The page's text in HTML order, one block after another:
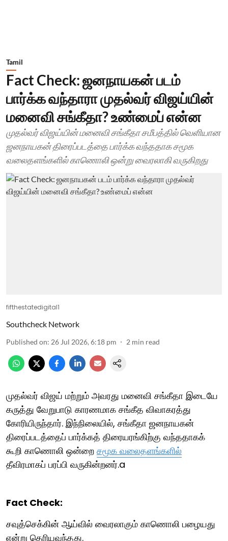
Tamil
Fact Check: ஜனநாயகன் படம்
பார்க்க வந்தாரா முதல்வர் விஜய்யின்
மனைவி சங்கீதா? உண்மைப் என்ன
முதல்வர் விஜய்யின் மனைவி சங்கீதா சமீபத்தில் வெளியான
ஜனநாயகன் திரைப்படத்தை பார்க்க வந்ததாக சமூக
வலைதளங்களில் காணொலி ஒன்று வைரலாகி வருகிறது
fifthestatedigital1
Southcheck Network
Published on: 26 Jul 2026, 6:18 pm 2 min read
முதல்வர் விஜய் மற்றும் அவரது மனைவி சங்கீதா இடையே
கருத்து வேறுபாடு காரணமாக சங்கீத விவாகரத்து
கோரியிருந்தார். இந்நிலையில், சங்கீதா ஜனநாயகன்
திரைப்படத்தைப் பார்க்கத் திரையரங்கிற்கு வந்ததாகக்
கூறி காணொலி ஒன்றை சமூக வலைதளங்களில்
தீவிரமாகப் பரப்பி வருகின்றனர்.a
Fact Check:
சவுத்செக்கின் ஆய்வில் வைரலாகும் காணொலி பழையது
என்று தெரியவந்தது.